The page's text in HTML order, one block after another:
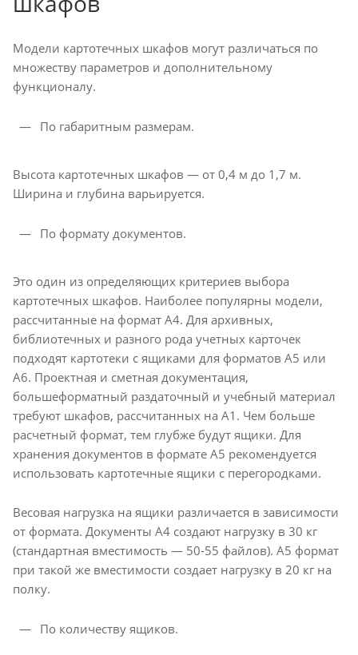
Модели картотечных шкафов могут различаться по
множеству параметров и дополнительному
функционалу.
По габаритным размерам.
Высота картотечных шкафов — от 0,4 м до 1,7 м.
Ширина и глубина варьируется.
По формату документов.
Это один из определяющих критериев выбора
картотечных шкафов. Наиболее популярны модели,
рассчитанные на формат А4. Для архивных,
библиотечных и разного рода учетных карточек
подходят картотеки с ящиками для форматов А5 или
А6. Проектная и сметная документация,
большеформатный раздаточный и учебный материал
требуют шкафов, рассчитанных на А1. Чем больше
расчетный формат, тем глубже будут ящики. Для
хранения документов в формате А5 рекомендуется
использовать картотечные ящики с перегородками.
Весовая нагрузка на ящики различается в зависимости
от формата. Документы А4 создают нагрузку в 30 кг
(стандартная вместимость — 50-55 файлов). А5 формат
при такой же вместимости создает нагрузку в 20 кг на
полку.
По количеству ящиков.